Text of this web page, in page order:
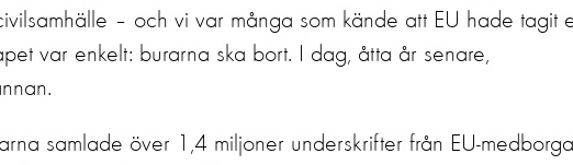
– och vi var många som kände att EU hade tagit
var enkelt: burarna ska bort. I dag, åtta år senare,
samlade över 1,4 miljoner underskrifter från EU-